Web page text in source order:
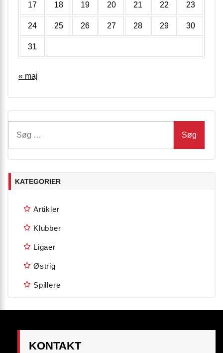
17 18 19 20 21 22 23
24 25 26 27 28 29 30
31
« maj
efter:
KATEGORIER
Artikler
Klubber
Ligaer
Østrig
Spillere
KONTAKT